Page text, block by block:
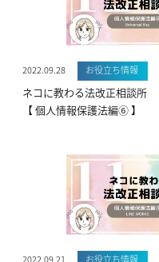
2022.09.28 お役立ち情報
ネコに教わる法改正相談所
【 個人情報保護法編⑥ 】
2022.09.21 お役立ち情報